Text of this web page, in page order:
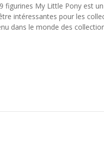
figurines My Little Pony est
intéressantes pour les
dans le monde des